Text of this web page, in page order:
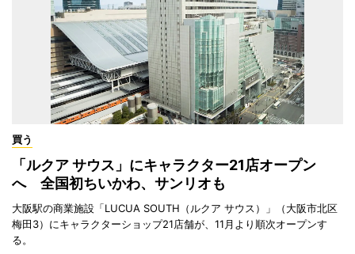
買う
「ルクア サウス」にキャラクター21店オープン
へ 全国初ちいかわ、サンリオも
大阪駅の商業施設「LUCUA SOUTH（ルクア サウス）」（大阪市北区
梅田3）にキャラクターショップ21店舗が、11月より順次オープンす
る。